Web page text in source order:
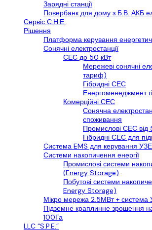
Зарядні станції
Повербанк для дому з Б.В. АКБ
Сервіс С.Н.Е.
Рішення
Платформа керування
Сонячні електростанції
СЕС до 50 кВт
Мережеві сонячні
тариф)
Гібридні СЕС
Енергоменеджмент
Комерційні СЕС
Сонячна
споживання
Промислові СЕС від
Гібридні СЕС для
Cистема EMS для керування УЗЕ
Системи накопичення енергії
Промислові системи
(Energy Storage)
Побутові системи
Energy Storage)
Мікро мережа 2.5МВт + система
Підземне краплинне зрошення на
100Га
LLС “S.P.E.”